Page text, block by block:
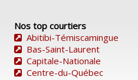
Nos top courtiers
Abitibi-Témiscamingue
Bas-Saint-Laurent
Capitale-Nationale
Centre-du-Québec